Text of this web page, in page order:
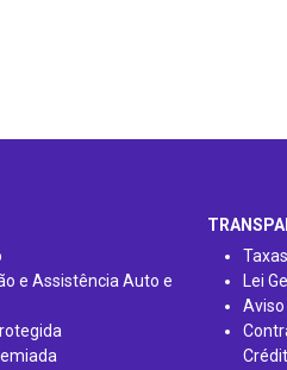
e Assistência Auto e
Lei
Aviso